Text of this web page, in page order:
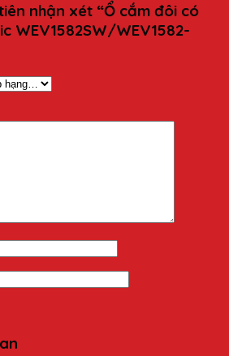
nhận xét “Ổ cắm đôi có
WEV1582SW/WEV1582-